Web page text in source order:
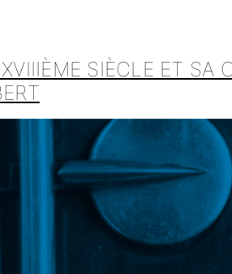
SIÈCLE ET SA